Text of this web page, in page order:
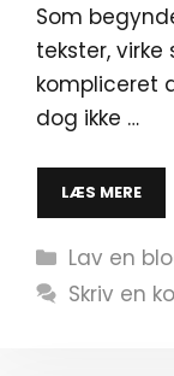
Som
tekster,
kompliceret
dog ikke …
LÆS MERE
Lav en
Skriv en